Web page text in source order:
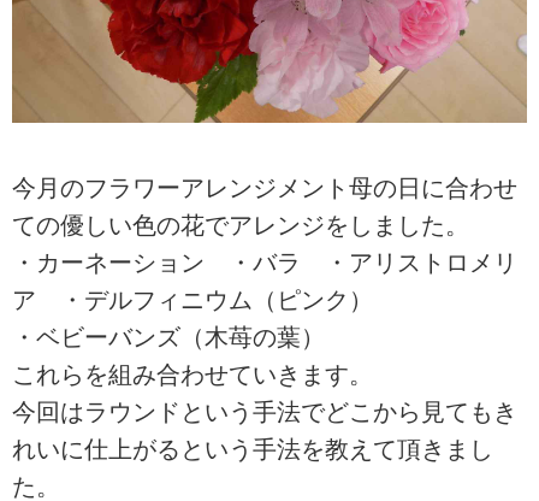
今月のフラワーアレンジメント母の日に合わせ
ての優しい色の花でアレンジをしました。
・カーネーション ・バラ ・アリストロメリ
ア ・デルフィニウム（ピンク）
・ベビーバンズ（木苺の葉）
これらを組み合わせていきます。
今回はラウンドという手法でどこから見てもき
れいに仕上がるという手法を教えて頂きまし
た。